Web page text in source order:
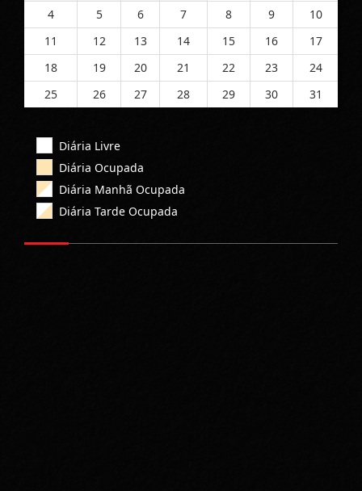
4 5 6 7 8 9
10
11
12 13 14 15 16
17
18
19 20 21 22 23
24
25
26 27 28 29 30 31
Diária Livre
Diária Ocupada
Diária Manhã Ocupada
Diária Tarde Ocupada